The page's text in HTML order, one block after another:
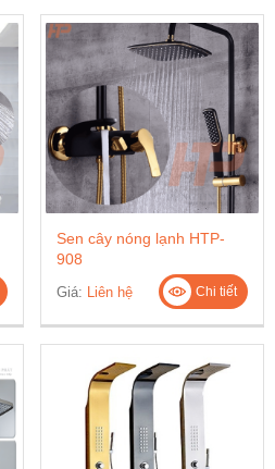
Sen cây nóng lạnh HTP-
908
Giá: Liên hệ Chi tiết